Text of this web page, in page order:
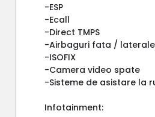
-ESP
-Ecall
-Direct TMPS
-Airbaguri fata /
-ISOFIX
-Camera video spate
-Sisteme de asistare la
Infotainment: